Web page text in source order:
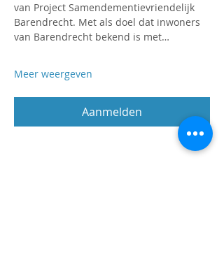
van Project Samendementievriendelijk
Barendrecht. Met als doel dat inwoners
van Barendrecht bekend is met…
Meer weergeven
Aanmelden